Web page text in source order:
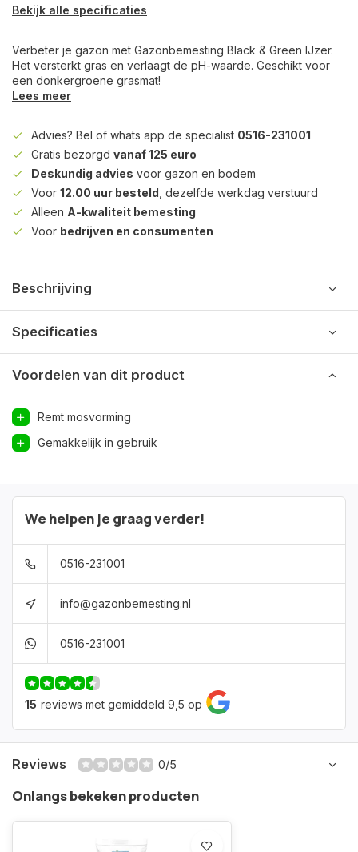
Bekijk alle specificaties
Verbeter je gazon met Gazonbemesting Black & Green IJzer.
Het versterkt gras en verlaagt de pH-waarde. Geschikt voor
een donkergroene grasmat!
Lees meer
Advies? Bel of whats app de specialist 0516-231001
Gratis bezorgd vanaf 125 euro
Deskundig advies voor gazon en bodem
Voor 12.00 uur besteld , dezelfde werkdag verstuurd
Alleen A-kwaliteit bemesting
Voor bedrijven en consumenten
Beschrijving
Specificaties
Voordelen van dit product
Remt mosvorming
Gemakkelijk in gebruik
We helpen je graag verder!
0516-231001
info@gazonbemesting.nl
0516-231001
15 reviews met gemiddeld 9,5 op
Reviews 0/5
Onlangs bekeken producten